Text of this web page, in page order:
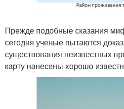
Прежде подобные сказания
сегодня ученые пытаются
существования неизвестных
карту нанесены хорошо